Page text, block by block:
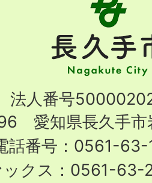
手
市
City
法人番号
愛知県長久手市
話番号：0561-63-
ックス：0561-63-